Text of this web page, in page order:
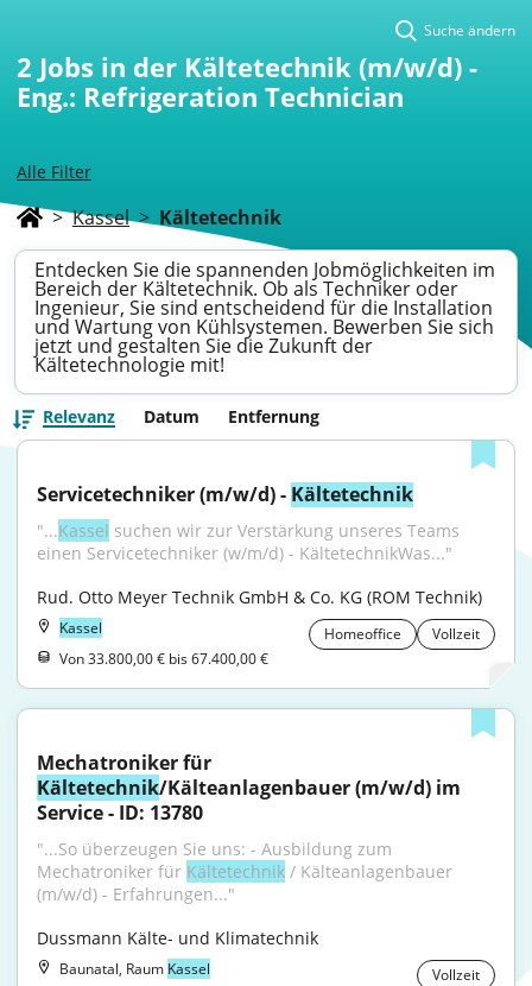
Alle Filter
Suche ändern
2 Jobs in der Kältetechnik (m/w/d) -
Eng.: Refrigeration Technician
> Kassel > Kältetechnik
Entdecken Sie die spannenden Jobmöglichkeiten im
Bereich der Kältetechnik. Ob als Techniker oder
Ingenieur, Sie sind entscheidend für die Installation
und Wartung von Kühlsystemen. Bewerben Sie sich
jetzt und gestalten Sie die Zukunft der
Kältetechnologie mit!
Relevanz Datum Entfernung
Servicetechniker (m/w/d) - Kältetechnik
"...Kassel suchen wir zur Verstärkung unseres Teams
einen Servicetechniker (w/m/d) - KältetechnikWas..."
Rud. Otto Meyer Technik GmbH & Co. KG (ROM Technik)
Kassel Homeoffice
Vollzeit
Von 33.800,00 € bis 67.400,00 €
Kältetechnik/Kälteanlagenbauer (m/w/d) im
Service - ID: 13780
"...So überzeugen Sie uns: - Ausbildung zum
Mechatroniker für Kältetechnik / Kälteanlagenbauer
(m/w/d) - Erfahrungen..."
Dussmann Kälte- und Klimatechnik
Baunatal, Raum Kassel Vollzeit